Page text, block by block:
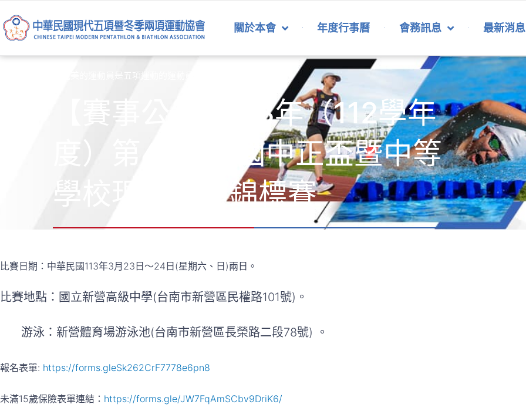
至
主
關於本會 年度行事曆 會務訊息 最新消息
最完美的運動員是五項運動的運動員
【賽事公告】113年（112學年
度）第46屆全國中正盃暨中等
學校現代五項錦標賽
比賽日期：中華民國113年3月23日～24日(星期六、日)兩日。
比賽地點：國立新營高級中學(台南市新營區民權路101號)。
游泳：新營體育場游泳池(台南市新營區長榮路二段78號) 。
報名表單: https://forms.gleSk262CrF7778e6pn8
未滿15歲保險表單連結： https://forms.gle/JW7FqAmSCbv9DriK6/